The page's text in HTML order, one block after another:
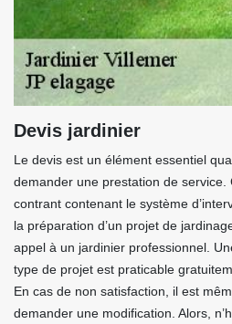
Devis jardinier
Le devis est un élément essentiel
demander une prestation de
contrant contenant le système
la préparation d’un projet de
appel à un jardinier professionnel.
type de projet est praticable
En cas de non satisfaction, il est
demander une modification. Alors,